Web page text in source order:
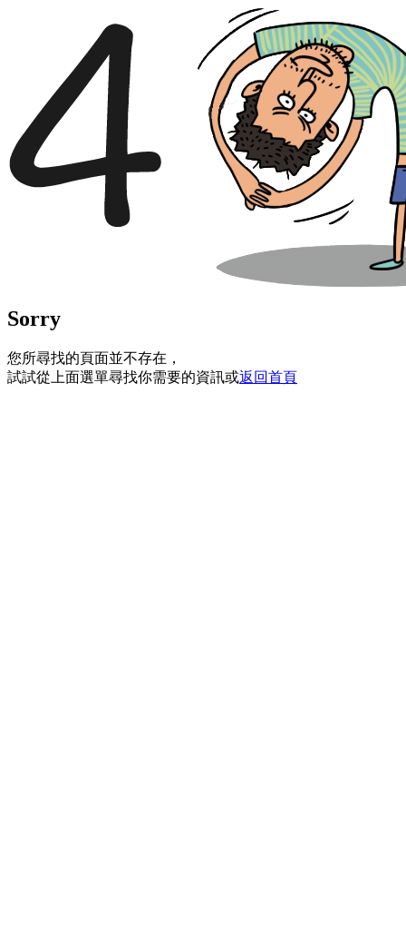
Sorry
您所尋找的頁面並不存在，
試試從上面選單尋找你需要的資訊或返回首頁